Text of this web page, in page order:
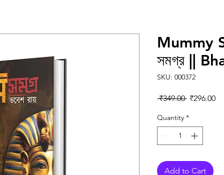
Mummy
সমগ্র ||
SKU: 000372
₹349.00 Regular
₹296.00
Quantity *
Add to Cart